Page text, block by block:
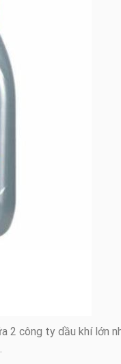
2 công ty dầu khí lớn